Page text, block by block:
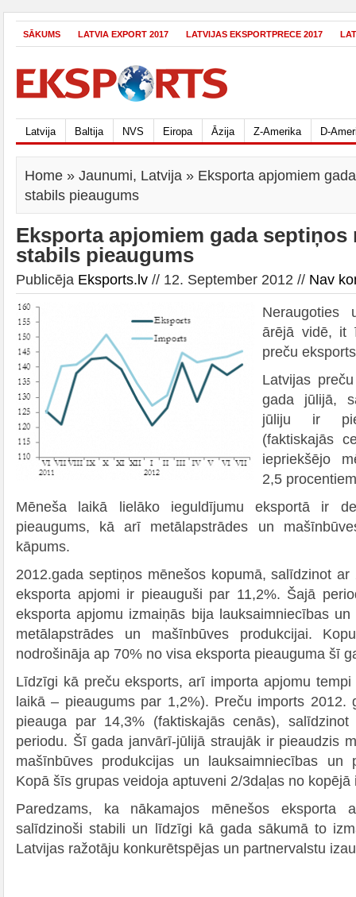
SĀKUMS LATVIA EXPORT 2017 LATVIJAS EKSPORTPRECE 2017
Latvija Baltija NVS Eiropa Āzija Z-Amerika D-
Home » Jaunumi, Latvija » Eksporta apjomiem
stabils pieaugums
Eksporta apjomiem gada septiņos
stabils pieaugums
Publicēja Eksports.lv // 12. September 2012 // Nav
Neraugoties
ārējā vidē, it
preču
Latvijas
gada jūlijā,
jūliju ir
(faktiskajās
iepriekšējo
2,5
Mēneša laikā lielāko ieguldījumu eksportā ir
pieaugums, kā arī metālapstrādes un
kāpums.
2012.gada septiņos mēnešos kopumā, salīdzinot ar
eksporta apjomi ir pieauguši par 11,2%. Šajā
eksporta apjomu izmaiņās bija lauksaimniecības
metālapstrādes un mašīnbūves produkcijai.
nodrošināja ap 70% no visa eksporta pieauguma šī
Līdzīgi kā preču eksports, arī importa apjomu
laikā – pieaugums par 1,2%). Preču imports 2012.
pieauga par 14,3% (faktiskajās cenās),
periodu. Šī gada janvārī-jūlijā straujāk ir pieaudzis
mašīnbūves produkcijas un lauksaimniecības un
Kopā šīs grupas veidoja aptuveni 2/3daļas no
Paredzams, ka nākamajos mēnešos eksporta
salīdzinoši stabili un līdzīgi kā gada sākumā to
Latvijas ražotāju konkurētspējas un partnervalstu